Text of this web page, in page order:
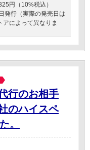
円（10%税込）
発行（実際の発売日は
アによって異なりま
行のお相手
のハイスペ
。